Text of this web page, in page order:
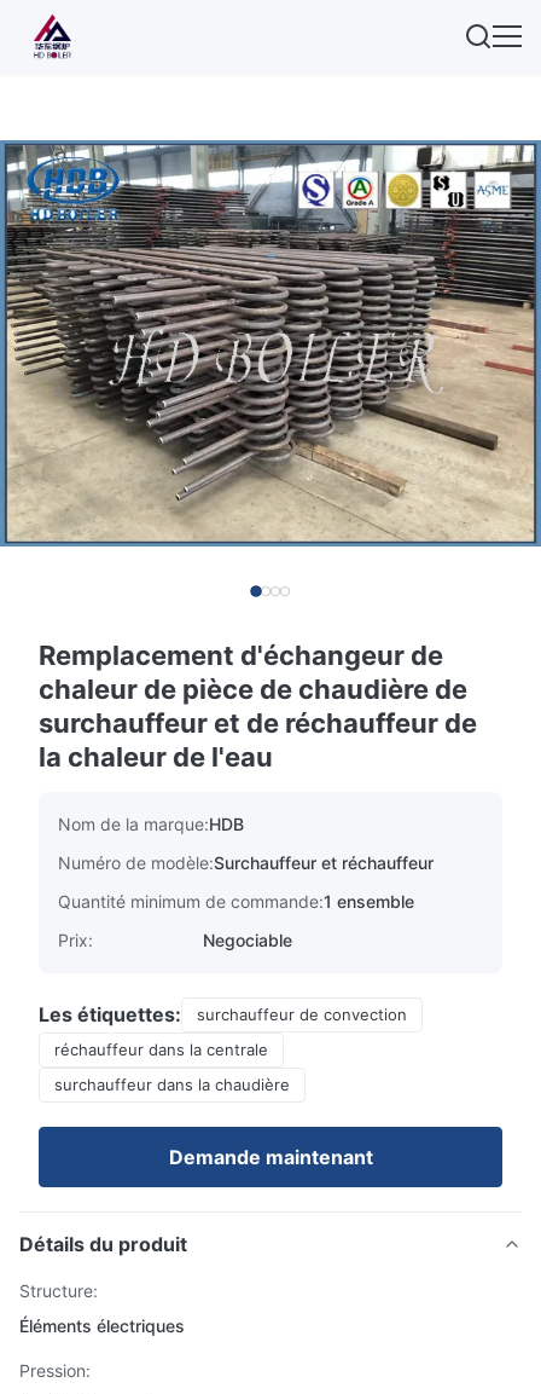
Remplacement d'échangeur de
chaleur de pièce de chaudière de
surchauffeur et de réchauffeur de
la chaleur de l'eau
Nom de la marque:HDB
Numéro de modèle:Surchauffeur et réchauffeur
Quantité minimum de commande:1 ensemble
Prix:
Negociable
Les étiquettes:
surchauffeur de convection
réchauffeur dans la centrale
surchauffeur dans la chaudière
Demande maintenant
Détails du produit
Structure:
Éléments électriques
Pression: